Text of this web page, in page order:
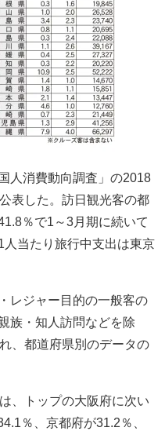
人消費動向調査」の2018
表した。訪日観光客の都
％で1～3月期に続いて
人当たり旅行中支出は東京
レジャー目的の一般客の
族・知人訪問などを除
、都道府県別のデータの
、トップの大阪府に次い
％、京都府が31.2％、